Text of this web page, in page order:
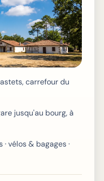
carrefour du
jusqu'au bourg, à
vélos & bagages ·